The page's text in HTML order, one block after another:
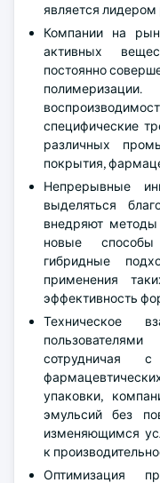
является лидером
Компании на
активных
постоянно
специфические
различных
покрытия,
Непрерывные
выделяться
внедряют методы
новые
гибридные
применения
эффективность
Техническое
сотрудничая с
упаковки,
эмульсий без
изменяющимся
к
Оптимизация